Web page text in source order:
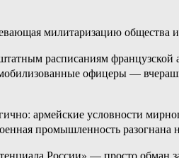
милитаризацию
расписаниям
офицеры —
армейские условности
промышленность разогнана